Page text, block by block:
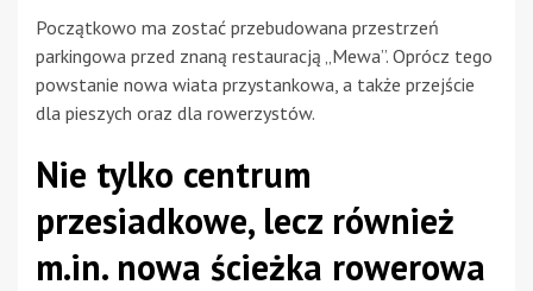
Początkowo ma zostać przebudowana przestrzeń
parkingowa przed znaną restauracją „Mewa”. Oprócz tego
powstanie nowa wiata przystankowa, a także przejście
dla pieszych oraz dla rowerzystów.
Nie tylko centrum
przesiadkowe, lecz również
m.in. nowa ścieżka rowerowa